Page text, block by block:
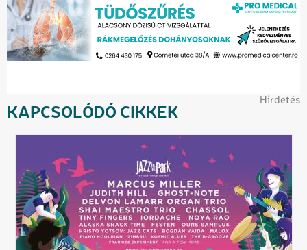
Hirdetés
KAPCSOLÓDÓ CIKKEK